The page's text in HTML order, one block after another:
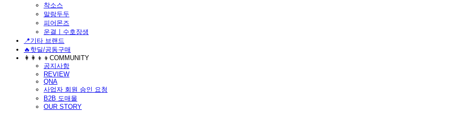
착소스
말랑두두
피어몬즈
운결ㅣ수호장생
📍기타 브랜드
🔥핫딜/공동구매
👩‍👩‍👦‍👦COMMUNITY
공지사항
REVIEW
QNA
사업자 회원 승인 요청
B2B 도매몰
OUR STORY